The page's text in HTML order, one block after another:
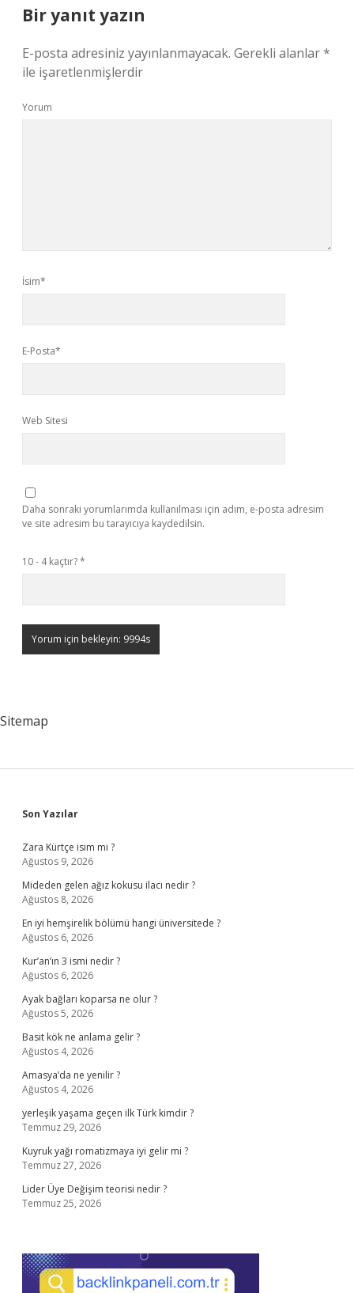
Bir yanıt yazın
E-posta adresiniz yayınlanmayacak. Gerekli alanlar*
ile işaretlenmişlerdir
Yorum
İsim*
E-Posta*
Web Sitesi
Daha sonraki yorumlarımda kullanılması için adım, e-posta adresim
ve site adresim bu tarayıcıya kaydedilsin.
10 - 4 kaçtır?*
Sitemap
Sidebar
Son Yazılar
Zara Kürtçe isim mi ?
Ağustos 9, 2026
Mideden gelen ağız kokusu ilacı nedir ?
Ağustos 8, 2026
En iyi hemşirelik bölümü hangi üniversitede ?
Ağustos 6, 2026
Kur’an’ın 3 ismi nedir ?
Ağustos 6, 2026
Ayak bağları koparsa ne olur ?
Ağustos 5, 2026
Basit kök ne anlama gelir ?
Ağustos 4, 2026
Amasya’da ne yenilir ?
Ağustos 4, 2026
yerleşik yaşama geçen ilk Türk kimdir ?
Temmuz 29, 2026
Kuyruk yağı romatizmaya iyi gelir mi ?
Temmuz 27, 2026
Lider Üye Değişim teorisi nedir ?
Temmuz 25, 2026